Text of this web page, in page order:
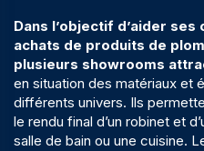
Dans l’objectif d’aider
achats de produits de
plusieurs showrooms
en situation des matériaux et
différents univers. Ils
le rendu final d’un robinet et
salle de bain ou une cuisine.